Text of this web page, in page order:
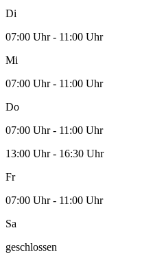
Di
07:00 Uhr - 11:00 Uhr
Mi
07:00 Uhr - 11:00 Uhr
Do
07:00 Uhr - 11:00 Uhr
13:00 Uhr - 16:30 Uhr
Fr
07:00 Uhr - 11:00 Uhr
Sa
geschlossen